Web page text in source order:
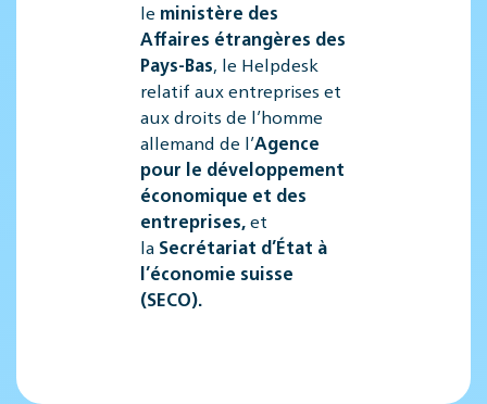
le ministère des
Affaires étrangères des
Pays-Bas, le Helpdesk
relatif aux entreprises et
aux droits de l’homme
allemand de l’Agence
pour le développement
économique et des
entreprises,et
la Secrétariat d’État à
l’économie suisse
(SECO).